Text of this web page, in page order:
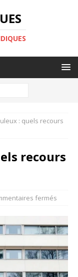
: quels recours
recours
fermés